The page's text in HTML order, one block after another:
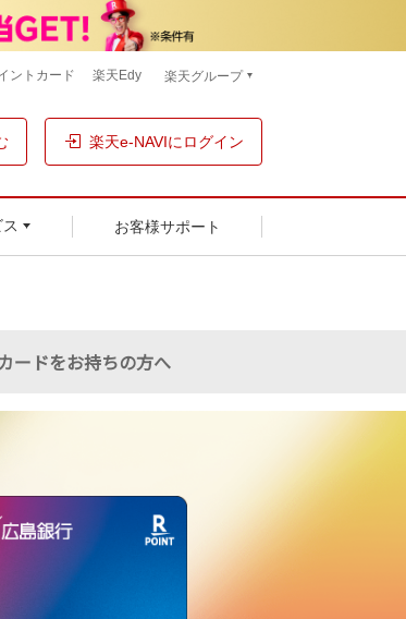
ントカード 楽天Edy 楽天グループ
楽天e-NAVIにログイン
お客様サポート
ードをお持ちの方へ